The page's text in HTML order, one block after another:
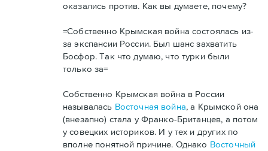
оказались против. Как вы думаете, почему?
=Собственно Крымская война состоялась из-
за экспансии России. Был шанс захватить
Босфор. Так что думаю, что турки были
только за=
Собственно Крымская война в России
называлась Восточная война, а Крымской она
(внезапно) стала у Франко-Британцев, а потом
у совецких историков. И у тех и других по
вполне понятной причине. Однако Восточный